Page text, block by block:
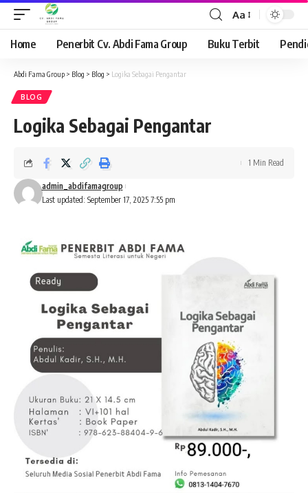
Font
Resizer
Aa
Home Penerbit Cv. Abdi Fama Group Buku Terbit
Abdi Fama Group > Blog > Blog > Logika Sebagai Pengantar
BLOG
Logika Sebagai Pengantar
Last updated: September 17, 2025 7:55 pm
admin_abdifamagroup
1 Min Read